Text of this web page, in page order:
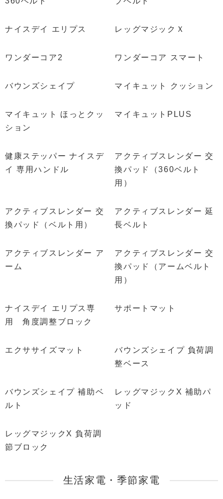
ナイスデイ エリプス レッグマジックＸ
ワンダーコア2 ワンダーコア スマート
バウンズシェイプ マイキュット クッション
マイキュット ほっとクッ
ション
マイキュットPLUS
健康ステッパー ナイスデ
イ 専用ハンドル
アクティブスレンダー 交
換パッド（360ベルト
用）
アクティブスレンダー 交
換パッド（ベルト用）
アクティブスレンダー 延
長ベルト
アクティブスレンダー ア
ーム
アクティブスレンダー 交
換パッド（アームベルト
用）
ナイスデイ エリプス専
用 角度調整ブロック
サポートマット
エクササイズマット
バウンズシェイプ 負荷調
整ベース
バウンズシェイプ 補助ベ
ルト
レッグマジックX 補助パ
ッド
レッグマジックX 負荷調
節ブロック
生活家電・季節家電